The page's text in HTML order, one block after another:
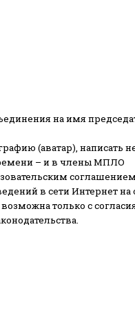
на имя
(аватар), написать
– и в члены МПЛО
в сети Интернет на
только с